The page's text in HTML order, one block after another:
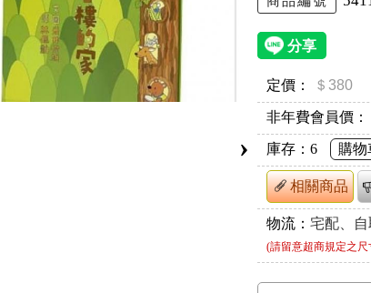
›
定價： ＄380
非年費會員價：
庫存：6 購
相關商品
物流：宅配、
(請留意超商規定之